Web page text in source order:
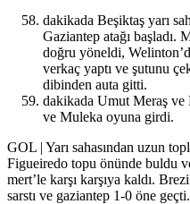
dakikada Beşiktaş yarı
Gaziantep atağı başladı.
doğru yöneldi,
verkaç yaptı ve şutunu
dibinden auta gitti.
dakikada Umut Meraş ve
ve Muleka oyuna girdi.
GOL | Yarı sahasından uzun
Figueiredo topu önünde buldu
mert’le karşı karşıya kaldı.
sarstı ve gaziantep 1-0 öne geçti.